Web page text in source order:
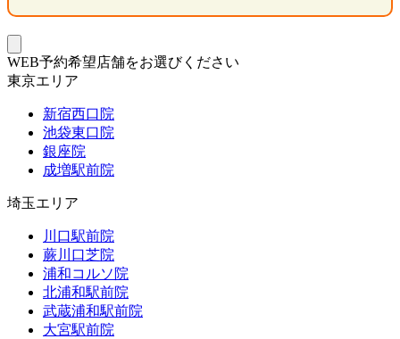
WEB予約希望店舗をお選びください
東京エリア
新宿西口院
池袋東口院
銀座院
成増駅前院
埼玉エリア
川口駅前院
蕨川口芝院
浦和コルソ院
北浦和駅前院
武蔵浦和駅前院
大宮駅前院